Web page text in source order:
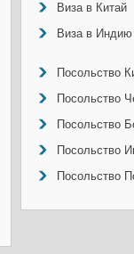
Виза в Китай
Виза в Индию
Посольство
Посольство
Посольство
Посольство
Посольство